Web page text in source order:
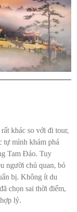
khác so với đi tour,
tự mình khám phá
Tam Đảo. Tuy
người chủ quan, bỏ
bị. Không ít du
chọn sai thời điểm,
lý.